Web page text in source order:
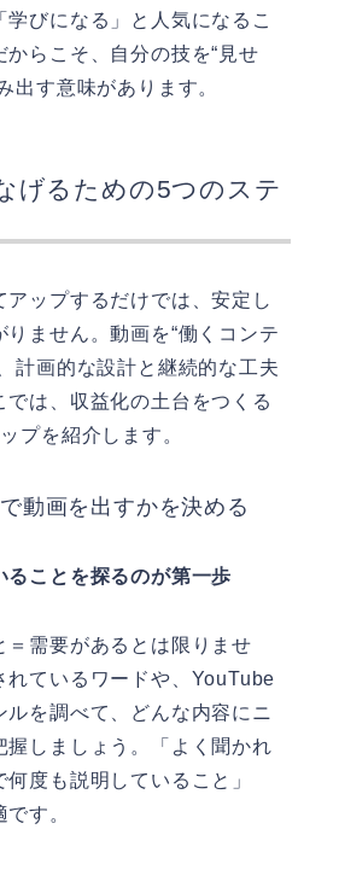
学びになる」と人気になるこ
からこそ、自分の技を“見せ
出す意味があります。
げるための5つのステ
アップするだけでは、安定し
りません。動画を“働くコンテ
計画的な設計と継続的な工夫
では、収益化の土台をつくる
プを紹介します。
動画を出すかを決める
ることを探るのが第一歩
＝需要があるとは限りませ
れているワードや、YouTube
ルを調べて、どんな内容にニ
握しましょう。「よく聞かれ
度も説明していること」
す。